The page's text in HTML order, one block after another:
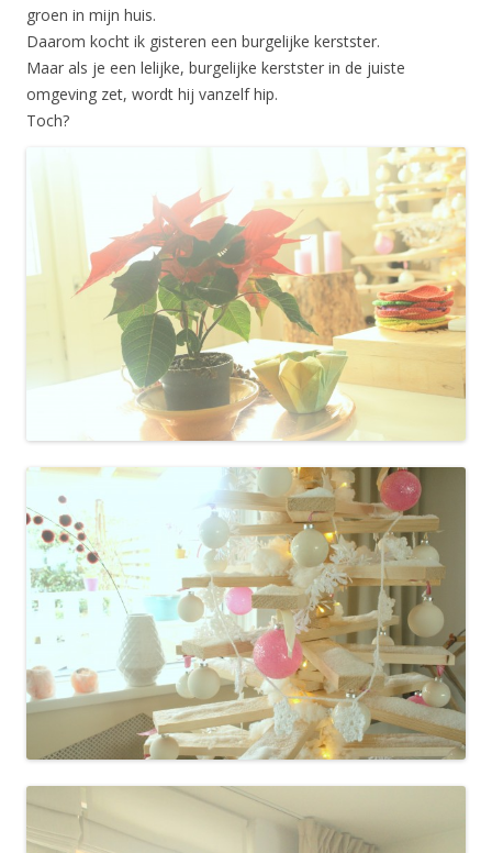
groen in mijn huis.
Daarom kocht ik gisteren een burgelijke kerstster.
Maar als je een lelijke, burgelijke kerstster in de juiste
omgeving zet, wordt hij vanzelf hip.
Toch?